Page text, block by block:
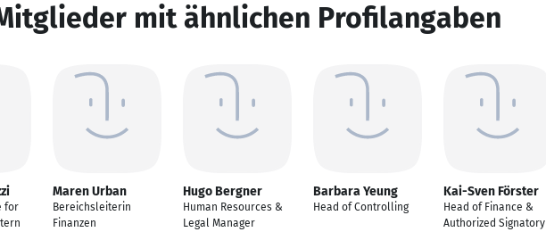
mit ähnlichen Profilangaben
for
Maren Urban
Bereichsleiterin
Finanzen
Hugo Bergner
Human Resources &
Legal Manager
Barbara Yeung
Head of Controlling
Kai-Sven Förster
Head of Finance &
Authorized Signatory